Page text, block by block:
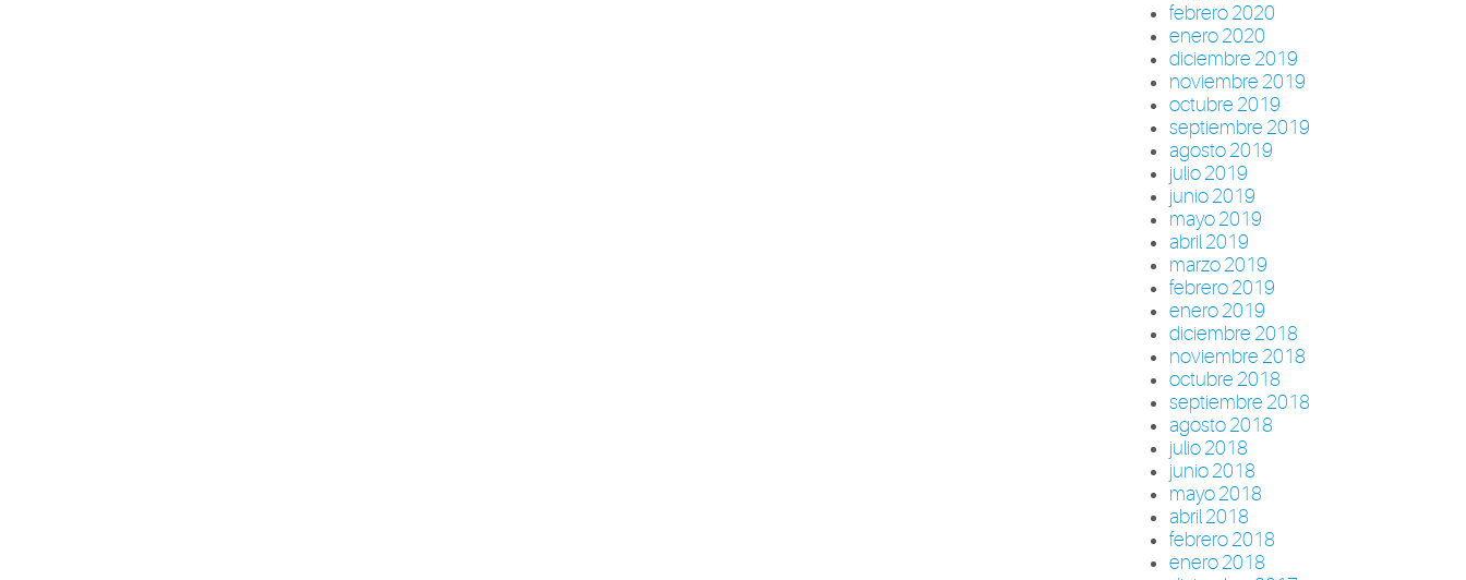
febrero 2020
enero 2020
diciembre 2019
noviembre 2019
octubre 2019
septiembre 2019
agosto 2019
julio 2019
junio 2019
mayo 2019
abril 2019
marzo 2019
febrero 2019
enero 2019
diciembre 2018
noviembre 2018
octubre 2018
septiembre 2018
agosto 2018
julio 2018
junio 2018
mayo 2018
abril 2018
febrero 2018
enero 2018